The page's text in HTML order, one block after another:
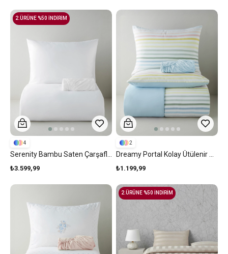
₺3.599,99
4
2.ÜRÜNE %50 İNDİRİM
₺1.199,99
2
2.ÜRÜNE %50 İNDİRİM